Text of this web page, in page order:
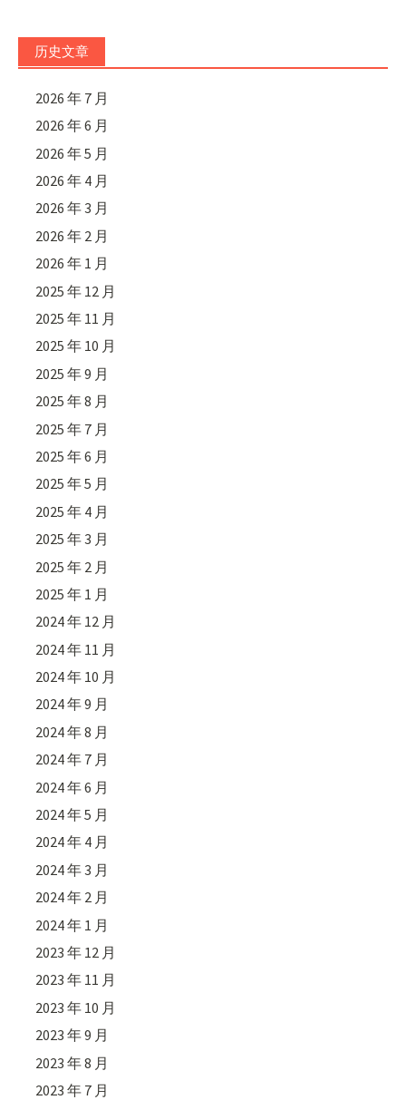
历史文章
2026 年 7 月
2026 年 6 月
2026 年 5 月
2026 年 4 月
2026 年 3 月
2026 年 2 月
2026 年 1 月
2025 年 12 月
2025 年 11 月
2025 年 10 月
2025 年 9 月
2025 年 8 月
2025 年 7 月
2025 年 6 月
2025 年 5 月
2025 年 4 月
2025 年 3 月
2025 年 2 月
2025 年 1 月
2024 年 12 月
2024 年 11 月
2024 年 10 月
2024 年 9 月
2024 年 8 月
2024 年 7 月
2024 年 6 月
2024 年 5 月
2024 年 4 月
2024 年 3 月
2024 年 2 月
2024 年 1 月
2023 年 12 月
2023 年 11 月
2023 年 10 月
2023 年 9 月
2023 年 8 月
2023 年 7 月